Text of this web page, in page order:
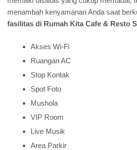
menambah kenyamanan Anda saat
fasilitas di Rumah Kita Cafe & Resto
Akses Wi-Fi
Ruangan AC
Stop Kontak
Spot Foto
Mushola
VIP Room
Live Musik
Area Parkir